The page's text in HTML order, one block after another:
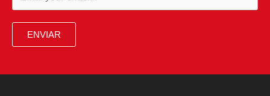
ENVIAR